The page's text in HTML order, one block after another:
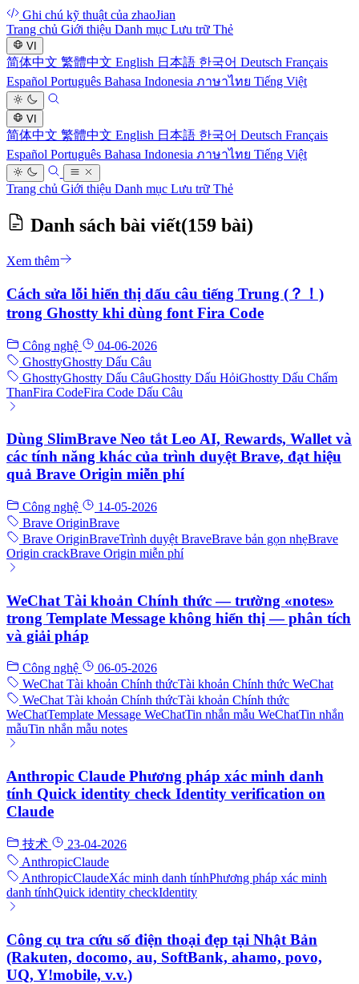
Ghi chú kỹ thuật của zhaoJian
Trang chủ Giới thiệu Danh mục Lưu trữ Thẻ
VI
简体中文 繁體中文 English 日本語 한국어 Deutsch Français
Español Português Bahasa Indonesia ภาษาไทย Tiếng Việt
VI
简体中文 繁體中文 English 日本語 한국어 Deutsch Français
Español Português Bahasa Indonesia ภาษาไทย Tiếng Việt
Trang chủ Giới thiệu Danh mục Lưu trữ Thẻ
Danh sách bài viết(159 bài)
Xem thêm
Cách sửa lỗi hiển thị dấu câu tiếng Trung (？！)
trong Ghostty khi dùng font Fira Code
Công nghệ
04-06-2026
GhosttyGhostty Dấu Câu
GhosttyGhostty Dấu CâuGhostty Dấu HỏiGhostty Dấu Chấm
ThanFira CodeFira Code Dấu Câu
Dùng SlimBrave Neo tắt Leo AI, Rewards, Wallet và
các tính năng khác của trình duyệt Brave, đạt hiệu
quả Brave Origin miễn phí
Công nghệ
14-05-2026
Brave OriginBrave
Brave OriginBraveTrình duyệt BraveBrave bản gọn nhẹBrave
Origin crackBrave Origin miễn phí
WeChat Tài khoản Chính thức — trường «notes»
trong Template Message không hiển thị — phân tích
và giải pháp
Công nghệ
06-05-2026
WeChat Tài khoản Chính thứcTài khoản Chính thức WeChat
WeChat Tài khoản Chính thứcTài khoản Chính thức
WeChatTemplate Message WeChatTin nhắn mẫu WeChatTin nhắn
mẫuTin nhắn mẫu notes
Anthropic Claude Phương pháp xác minh danh
tính Quick identity check Identity verification on
Claude
技术
23-04-2026
AnthropicClaude
AnthropicClaudeXác minh danh tínhPhương pháp xác minh
danh tínhQuick identity checkIdentity
Công cụ tra cứu số điện thoại đẹp tại Nhật Bản
(Rakuten, docomo, au, SoftBank, ahamo, povo,
UQ, Y!mobile, v.v.)